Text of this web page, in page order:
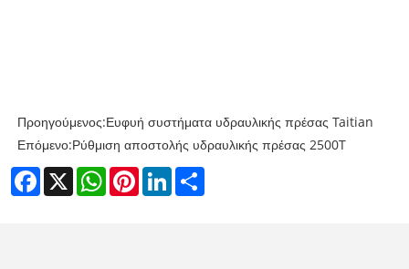
Προηγούμενος:Ευφυή συστήματα υδραυλικής πρέσας Taitian
Επόμενο:Ρύθμιση αποστολής υδραυλικής πρέσας 2500T
Facebook
X WhatsAppPinterestLinkedIn